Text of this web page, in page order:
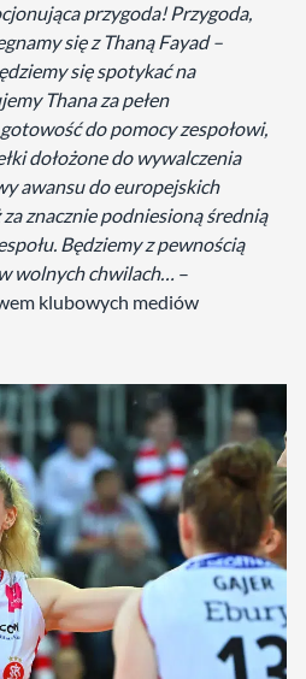
przygoda! Przygoda,
się z Thaną Fayad –
się spotykać na
Thana za pełen
do pomocy zespołowi,
dołożone do wywalczenia
awansu do europejskich
znacznie podniesioną średnią
Będziemy z pewnością
wolnych chwilach… –
klubowych mediów